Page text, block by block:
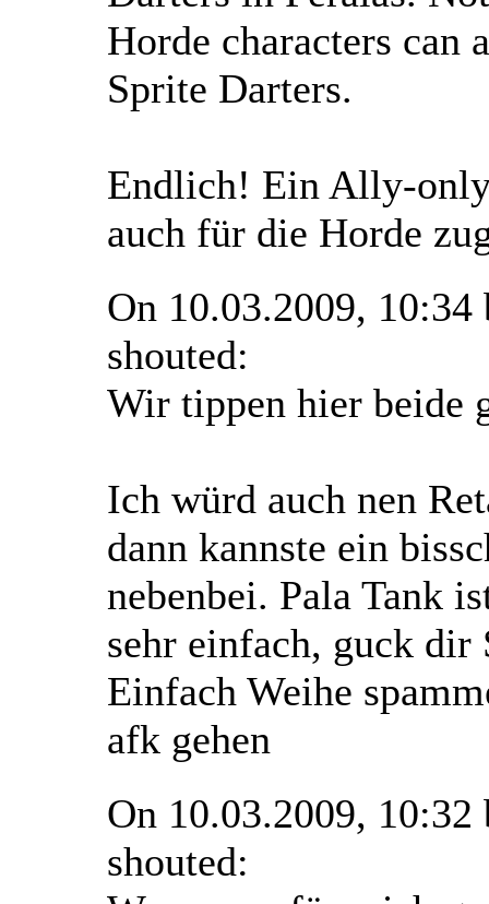
Horde characters can
Sprite Darters.
Endlich! Ein Ally-
auch für die Horde
On 10.03.2009,
shouted:
Wir tippen hier beide
Ich würd auch nen
dann kannste ein
nebenbei. Pala Tank
sehr einfach, guck dir
Einfach Weihe
afk gehen
On 10.03.2009,
shouted: